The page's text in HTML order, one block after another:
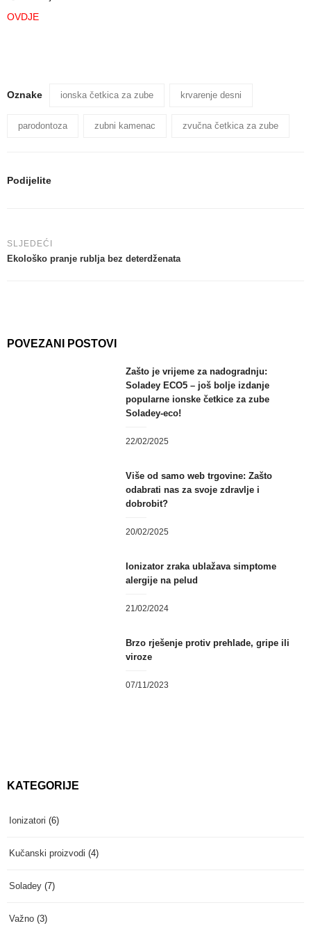
OVDJE
Oznake ionska četkica za zube krvarenje desni
parodontoza zubni kamenac zvučna četkica za zube
Podijelite
SLJEDEĆI
Ekološko pranje rublja bez deterdženata
POVEZANI POSTOVI
Zašto je vrijeme za nadogradnju:
Soladey ECO5 – još bolje izdanje
popularne ionske četkice za zube
Soladey-eco!
22/02/2025
Više od samo web trgovine: Zašto
odabrati nas za svoje zdravlje i
dobrobit?
20/02/2025
Ionizator zraka ublažava simptome
alergije na pelud
21/02/2024
Brzo rješenje protiv prehlade, gripe ili
viroze
07/11/2023
KATEGORIJE
Ionizatori (6)
Kučanski proizvodi (4)
Soladey (7)
Važno (3)